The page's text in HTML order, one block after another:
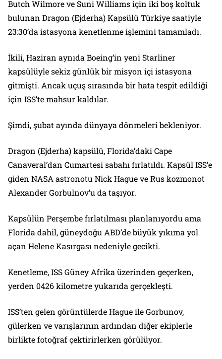
Butch Wilmore ve Suni Williams için iki boş koltuk
bulunan Dragon (Ejderha) Kapsülü Türkiye saatiyle
23:30’da istasyona kenetlenme işlemini tamamladı.
İkili, Haziran aynıda Boeing’in yeni Starliner
kapsülüyle sekiz günlük bir misyon içi istasyona
gitmişti. Ancak uçuş sırasında bir hata tespit edildiği
için ISS’te mahsur kaldılar.
Şimdi, şubat ayında dünyaya dönmeleri bekleniyor.
Dragon (Ejderha) kapsülü, Florida’daki Cape
Canaveral’dan Cumartesi sabahı fırlatıldı. Kapsül ISS’e
giden NASA astronotu Nick Hague ve Rus kozmonot
Alexander Gorbulnov’u da taşıyor.
Kapsülün Perşembe fırlatılması planlanıyordu ama
Florida dahil, güneydoğu ABD’de büyük yıkıma yol
açan Helene Kasırgası nedeniyle gecikti.
Kenetleme, ISS Güney Afrika üzerinden geçerken,
yerden 0426 kilometre yukarıda gerçekleşti.
ISS’ten gelen görüntülerde Hague ile Gorbunov,
gülerken ve varışlarının ardından diğer ekiplerle
birlikte fotoğraf çektirirlerken görülüyor.